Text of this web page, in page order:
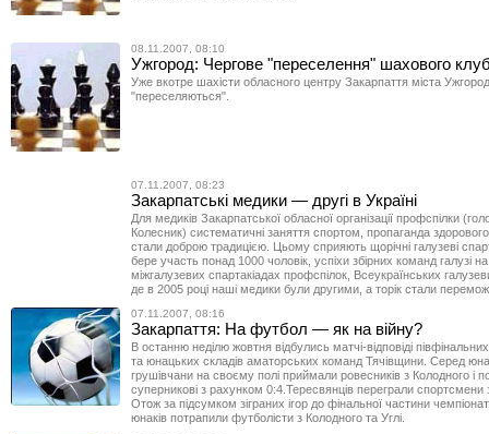
08.11.2007, 08:10
Ужгород: Чергове "переселення" шахового
Уже вкотре шахісти обласного центру Закарпаття міста
"переселяються".
07.11.2007, 08:23
Закарпатські медики — другі в Україні
Для медиків Закарпатської обласної організації профспілки
Колесник) систематичні заняття спортом, пропаганда
стали доброю традицією. Цьому сприяють щорічні галузеві
бере участь понад 1000 чоловік, успіхи збірних команд галузі
міжгалузевих спартакіадах профспілок, Всеукраїнських
де в 2005 році наші медики були другими, а торік стали
07.11.2007, 08:16
Закарпаття: На футбол — як на війну?
В останню неділю жовтня відбулись матчі-відповіді
та юнацьких складів аматорських команд Тячівщини. Серед
грушівчани на своєму полі приймали ровесників з Колодного і
суперникові з рахунком 0:4.Тересвянців переграли спортсмени
Отож за підсумком зіграних ігор до фінальної частини
юнаків потрапили футболісти з Колодного та Углі.